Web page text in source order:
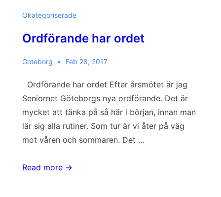
Okategoriserade
Ordförande har ordet
Goteborg Feb 28, 2017
Ordförande har ordet Efter årsmötet är jag
Seniornet Göteborgs nya ordförande. Det är
mycket att tänka på så här i början, innan man
lär sig alla rutiner. Som tur är vi åter på väg
mot våren och sommaren. Det …
Ordförande
Read more →